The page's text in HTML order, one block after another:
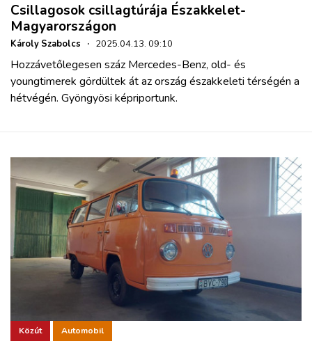
Csillagosok csillagtúrája Északkelet-
Magyarországon
Károly Szabolcs · 2025.04.13. 09:10
Hozzávetőlegesen száz Mercedes-Benz, old- és
youngtimerek gördültek át az ország északkeleti térségén a
hétvégén. Gyöngyösi képriportunk.
Közút Automobil